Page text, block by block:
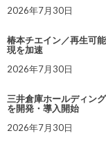
2026年7月30日
椿本チエイン／再生可
現を加速
2026年7月30日
三井倉庫ホールディン
を開発・導入開始
2026年7月30日